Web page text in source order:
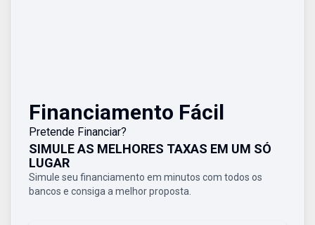
Financiamento Fácil
Pretende Financiar?
SIMULE AS MELHORES TAXAS EM UM SÓ
LUGAR
Simule seu financiamento em minutos com todos os
bancos e consiga a melhor proposta.